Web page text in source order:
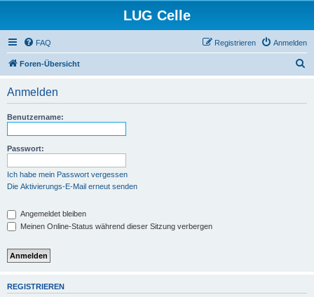
LUG Celle
FAQ Anmelden
Registrieren
Foren-Übersicht
Anmelden
Benutzername:
Passwort:
Ich habe mein Passwort vergessen
Die Aktivierungs-E-Mail erneut senden
Angemeldet bleiben
Meinen Online-Status während dieser Sitzung verbergen
REGISTRIEREN